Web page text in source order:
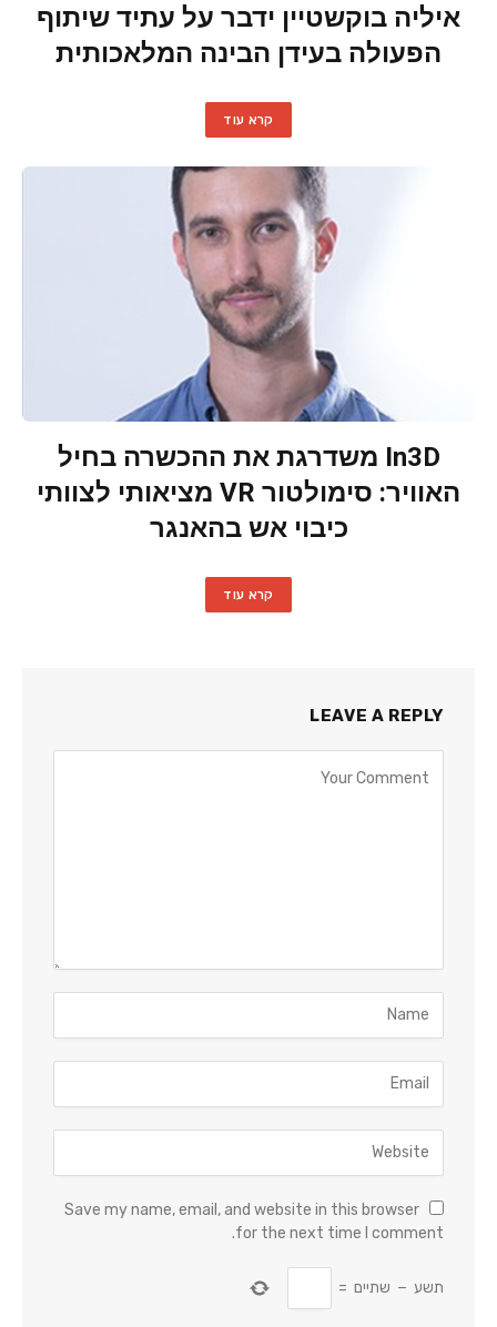
איליה בוקשטיין ידבר על עתיד שיתוף
הפעולה בעידן הבינה המלאכותית
קרא עוד
In3D משדרגת את ההכשרה בחיל
האוויר: סימולטור VR מציאותי לצוותי
כיבוי אש בהאנגר
קרא עוד
LEAVE A REPLY
Save my name, email, and website in this browser
for the next time I comment.
תשע − שתיים =